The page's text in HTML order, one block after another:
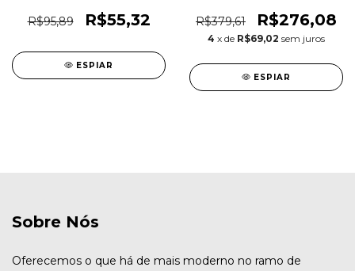
R$95,89 R$55,32
ESPIAR
R$379,61 R$276,08
4 x de R$69,02 sem juros
ESPIAR
Sobre Nós
Oferecemos o que há de mais moderno no ramo de